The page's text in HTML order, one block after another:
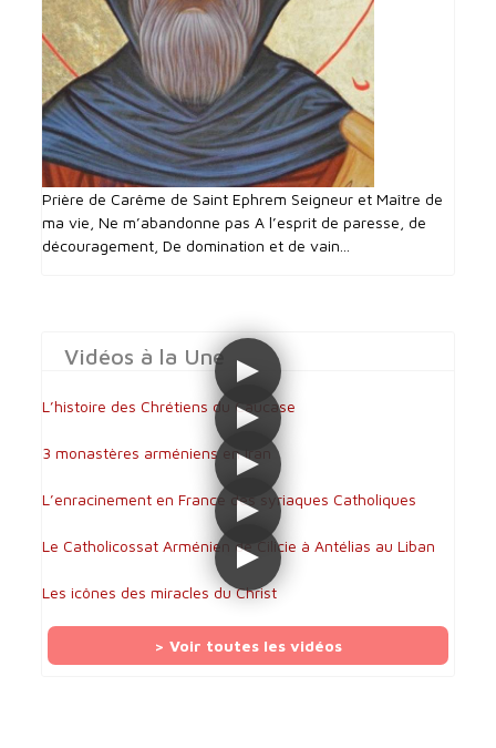
Prière de Carême de Saint Ephrem Seigneur et Maître de
ma vie, Ne m’abandonne pas A l’esprit de paresse, de
découragement, De domination et de vain...
Vidéos à la Une
L’histoire des Chrétiens du Caucase
3 monastères arméniens en Iran
L’enracinement en France des syriaques Catholiques
Le Catholicossat Arménien de Cilicie à Antélias au Liban
Les icônes des miracles du Christ
> Voir toutes les vidéos